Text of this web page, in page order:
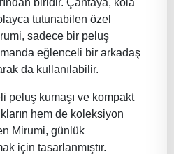
tutunabilen özel
sadece bir peluş
eğlenceli bir arkadaş
da kullanılabilir.
peluş kumaşı ve kompakt
hem de koleksiyon
Mirumi, günlük
için tasarlanmıştır.